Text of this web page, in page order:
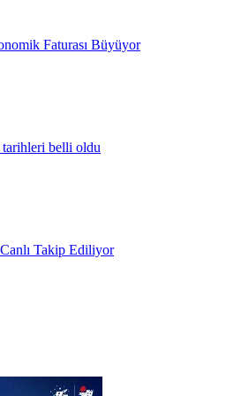
Faturası Büyüyor
tarihleri belli oldu
Takip Ediliyor